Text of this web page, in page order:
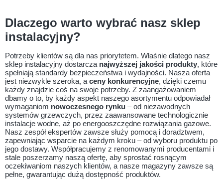
Dlaczego warto wybrać nasz sklep
instalacyjny?
Potrzeby klientów są dla nas priorytetem. Właśnie dlatego nasz
sklep instalacyjny dostarcza najwyższej jakości produkty, które
spełniają standardy bezpieczeństwa i wydajności. Nasza oferta
jest niezwykle szeroka, a ceny konkurencyjne, dzięki czemu
każdy znajdzie coś na swoje potrzeby. Z zaangażowaniem
dbamy o to, by każdy aspekt naszego asortymentu odpowiadał
wymaganiom nowoczesnego rynku – od niezawodnych
systemów grzewczych, przez zaawansowane technologicznie
instalacje wodne, aż po energooszczędne rozwiązania gazowe.
Nasz zespół ekspertów zawsze służy pomocą i doradztwem,
zapewniając wsparcie na każdym kroku – od wyboru produktu po
jego dostawy. Współpracujemy z renomowanymi producentami i
stale poszerzamy naszą ofertę, aby sprostać rosnącym
oczekiwaniom naszych klientów, a nasze magazyny zawsze są
pełne, gwarantując dużą dostępność produktów.